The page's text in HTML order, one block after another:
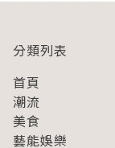
分類列表
首頁
潮流
美食
藝能娛樂